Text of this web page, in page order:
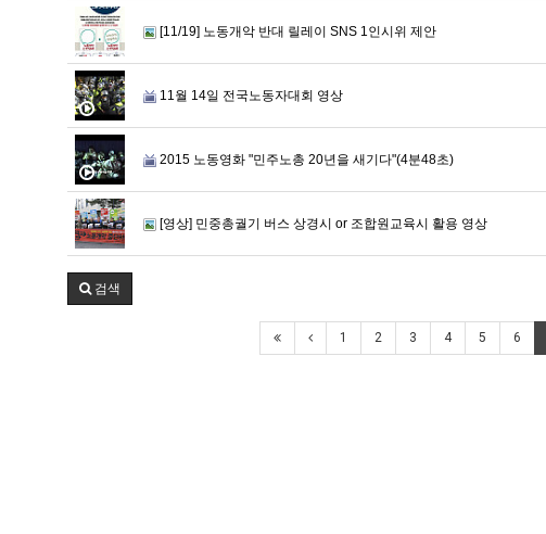
[11/19] 노동개악 반대 릴레이 SNS 1인시위 제안
11월 14일 전국노동자대회 영상
2015 노동영화 "민주노총 20년을 새기다"(4분48초)
[영상] 민중총궐기 버스 상경시 or 조합원교육시 활용 영상
검색
1 2 3 4 5 6